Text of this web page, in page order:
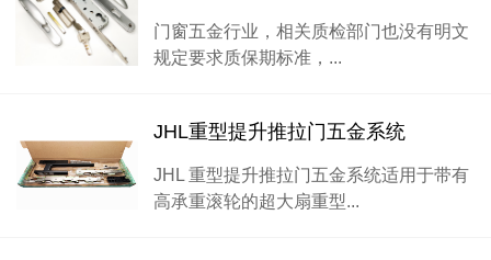
门窗五金行业，相关质检部门也没有明文
规定要求质保期标准，...
JHL重型提升推拉门五金系统
JHL 重型提升推拉门五金系统适用于带有
高承重滚轮的超大扇重型...